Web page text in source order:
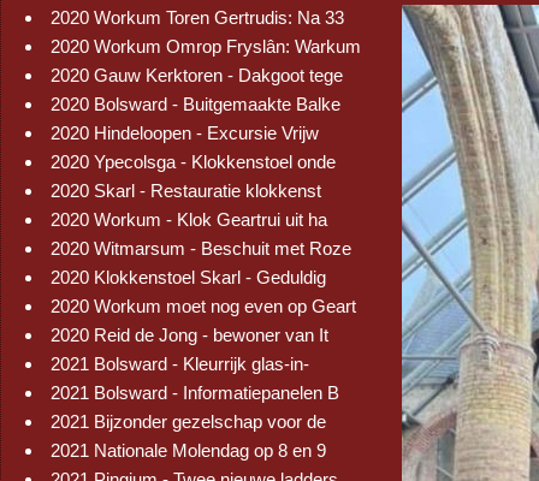
2020 Workum Toren Gertrudis: Na 33
2020 Workum Omrop Fryslân: Warkum
2020 Gauw Kerktoren - Dakgoot tege
2020 Bolsward - Buitgemaakte Balke
2020 Hindeloopen - Excursie Vrijw
2020 Ypecolsga - Klokkenstoel onde
2020 Skarl - Restauratie klokkenst
2020 Workum - Klok Geartrui uit ha
2020 Witmarsum - Beschuit met Roze
2020 Klokkenstoel Skarl - Geduldig
2020 Workum moet nog even op Geart
2020 Reid de Jong - bewoner van It
2021 Bolsward - Kleurrijk glas-in-
2021 Bolsward - Informatiepanelen B
2021 Bijzonder gezelschap voor de
2021 Nationale Molendag op 8 en 9